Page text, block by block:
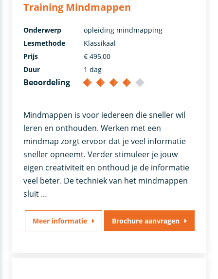
Training Mindmappen
Mindmappen is voor iedereen die sneller wil
leren en onthouden. Werken met een
mindmap zorgt ervoor dat je veel informatie
sneller opneemt. Verder stimuleer je jouw
eigen creativiteit en onthoud je de informatie
veel beter. De techniek van het mindmappen
sluit …
Onderwerp
opleiding mindmapping
Lesmethode
Klassikaal
Prijs
€ 495,00
Duur
1 dag
Beoordeling
Meer informatie Brochure aanvragen